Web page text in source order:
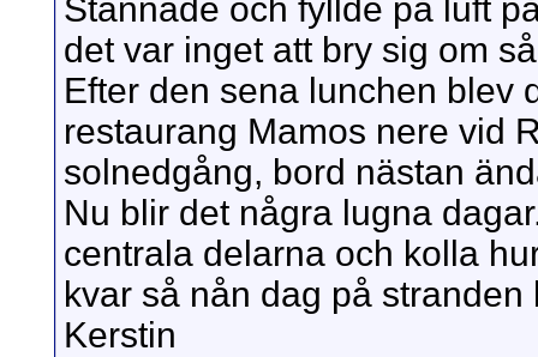
Stannade och fyllde på luft
det var inget att bry sig om
Efter den sena lunchen blev
restaurang Mamos nere vid
solnedgång, bord nästan
Nu blir det några lugna
centrala delarna och kolla
kvar så nån dag på stranden
Kerstin